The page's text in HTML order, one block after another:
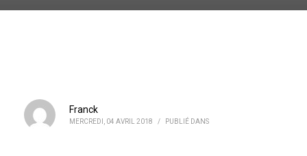
Franck
MERCREDI, 04 AVRIL 2018 / PUBLIÉ DANS